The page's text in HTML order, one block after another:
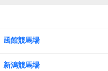
函館競馬場
新潟競馬場